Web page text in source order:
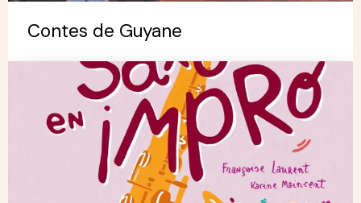
Contes de Guyane